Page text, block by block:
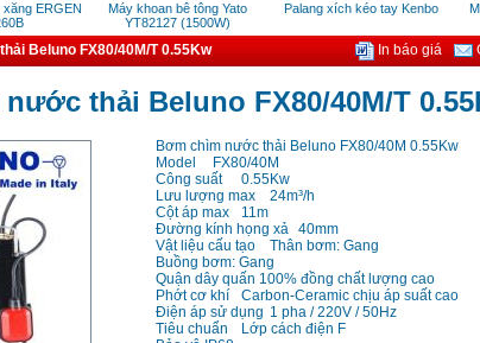
ERGEN
Máy khoan bê tông Yato
YT82127 (1500W)
Palang xích kéo tay Kenbo
Beluno FX80/40M/T 0.55Kw In báo giá
thải Beluno FX80/40M/T
Bơm chìm nước thải Beluno FX80/40M 0.55Kw
Model
FX80/40M
Công suất
0.55Kw
Lưu lượng max
24m³/h
Cột áp max
11m
Đường kính họng xả
40mm
Vật liệu cấu tạo
Thân bơm: Gang
Buồng bơm: Gang
Quận dây quấn 100% đồng chất lượng cao
Phớt cơ khí
Carbon-Ceramic chịu áp suất cao
Điện áp sử dụng 1 pha / 220V / 50Hz
Tiêu chuẩn
Lớp cách điện F